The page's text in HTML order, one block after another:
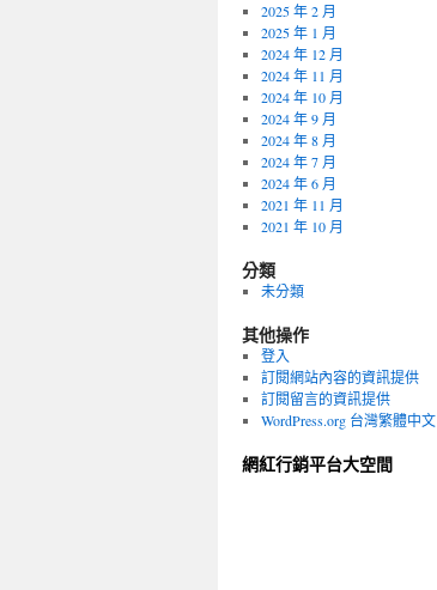
2025 年 2 月
2025 年 1 月
2024 年 12 月
2024 年 11 月
2024 年 10 月
2024 年 9 月
2024 年 8 月
2024 年 7 月
2024 年 6 月
2021 年 11 月
2021 年 10 月
分類
未分類
其他操作
登入
訂閱網站內容的資訊提供
訂閱留言的資訊提供
WordPress.org 台灣繁體中文
網紅行銷平台大空間